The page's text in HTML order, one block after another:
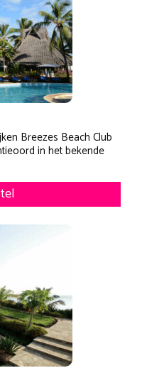
Breezes Beach Club
in het bekende